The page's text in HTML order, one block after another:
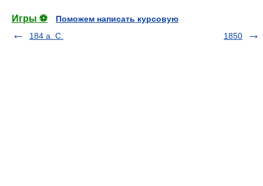
Игры ⚽
Поможем написать курсовую
184 a. C.
1850